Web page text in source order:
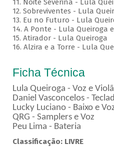
11. Noite Severina - Lula
12. Sobreviventes - Lula
13. Eu no Futuro - Lula
14. A Ponte - Lula Queiroga
15. Atirador - Lula Queiroga
16. Alzira e a Torre - Lula
Ficha Técnica
Lula Queiroga - Voz e
Daniel Vasconcelos -
Lucky Luciano - Baixo e
QRG - Samplers e Voz
Peu Lima - Bateria
Classificação: LIVRE